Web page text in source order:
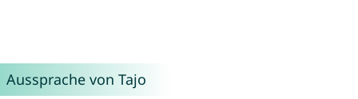
Aussprache von Tajo